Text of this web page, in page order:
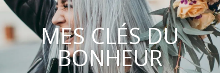
MES CLÉS DU
BONHEUR